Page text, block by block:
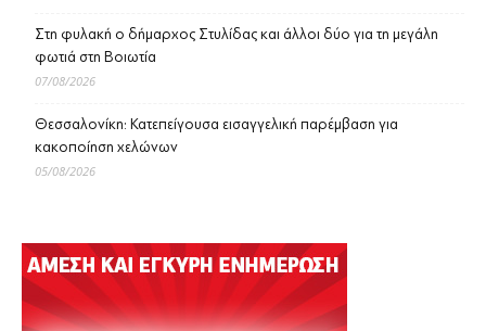
Στη φυλακή ο δήμαρχος Στυλίδας και άλλοι δύο για τη μεγάλη
φωτιά στη Βοιωτία
07/08/2026
Θεσσαλονίκη: Κατεπείγουσα εισαγγελική παρέμβαση για
κακοποίηση χελώνων
05/08/2026